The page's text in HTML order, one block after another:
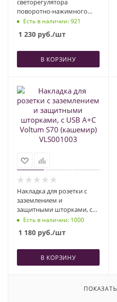
поворотно-нажимного
Voltum S70 (хлопок)
Есть в наличии: 921
1 230 руб./шт
В КОРЗИНУ
Накладка для розетки с
заземлением и
защитными шторками, с
USB A+C Voltum S70
(кашемир) VLS001003
Есть в наличии: 1000
1 180 руб./шт
В КОРЗИНУ